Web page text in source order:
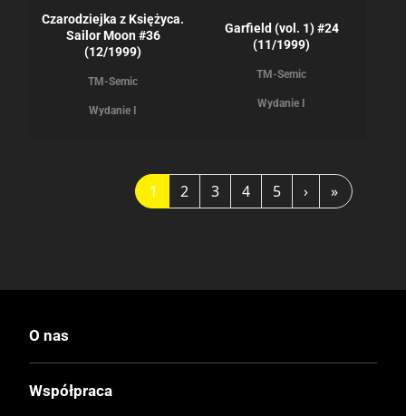
Czarodziejka z Księżyca.
Sailor Moon #36
(12/1999)
TM-Semic
Wydanie I
Garfield (vol. 1) #24
(11/1999)
TM-Semic
Wydanie I
1 2 3 4 5 › »
O nas
Współpraca